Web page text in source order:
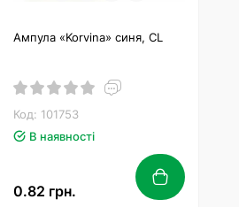
Ампула «Korvina» синя, CL
Код: 101753
В наявності
0.82 грн.